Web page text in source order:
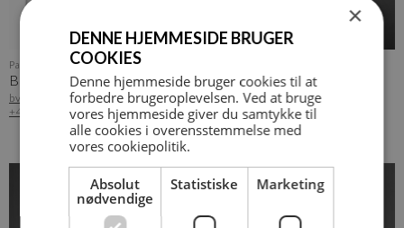
Partner og afd. leder Middelfart - PRÆKVALIFIKATION
BENT VALLENTIN
bvp@arkvh.dk
+45 22 29 22 13
×
DENNE HJEMMESIDE BRUGER
COOKIES
Denne hjemmeside bruger cookies til at
forbedre brugeroplevelsen. Ved at bruge
vores hjemmeside giver du samtykke til
alle cookies i overensstemmelse med
vores cookiepolitik.
Absolut
nødvendige
Statistiske Marketing